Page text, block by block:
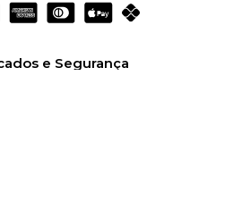
e Segurança